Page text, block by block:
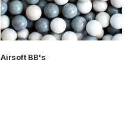
Airsoft BB's